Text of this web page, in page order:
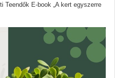
Teendők E-book „A kert egyszerre